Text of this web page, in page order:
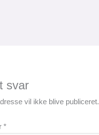
svar
vil ikke blive publiceret.
*